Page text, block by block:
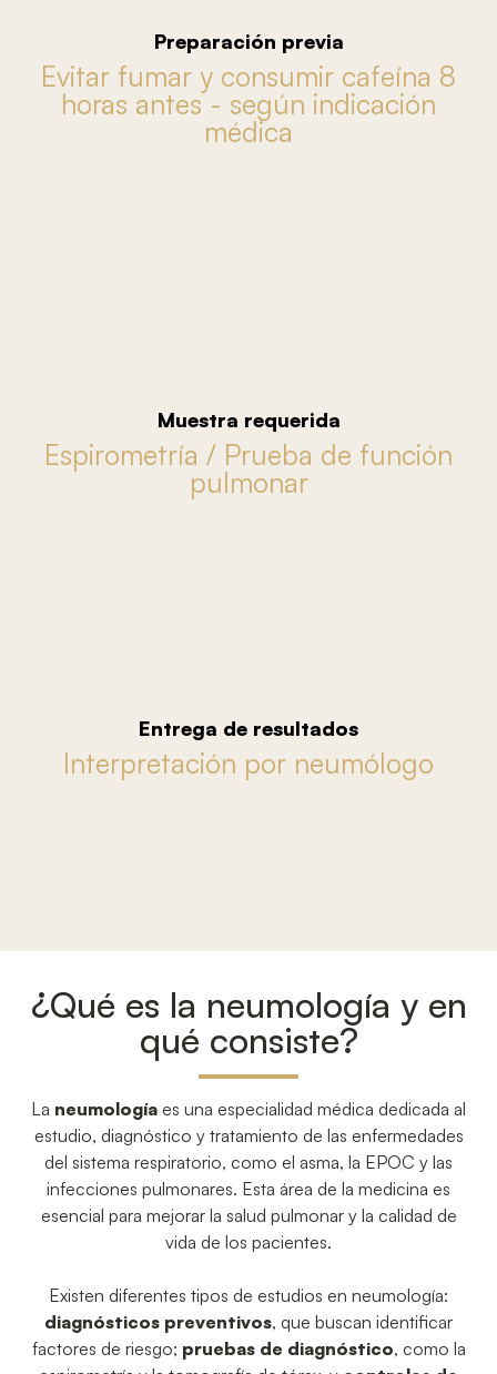
Preparación previa
Evitar fumar y consumir cafeína 8
horas antes - según indicación
médica
Muestra requerida
Espirometría / Prueba de función
pulmonar
Entrega de resultados
Interpretación por neumólogo
¿Qué es la neumología y en
qué consiste?
La neumología es una especialidad médica dedicada al
estudio, diagnóstico y tratamiento de las enfermedades
del sistema respiratorio, como el asma, la EPOC y las
infecciones pulmonares. Esta área de la medicina es
esencial para mejorar la salud pulmonar y la calidad de
vida de los pacientes.
Existen diferentes tipos de estudios en neumología:
diagnósticos preventivos, que buscan identificar
factores de riesgo; pruebas de diagnóstico, como la